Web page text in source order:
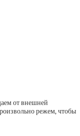
от внешней
режем, чтобы